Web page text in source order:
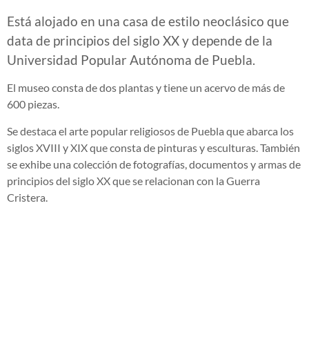
Está alojado en una casa de estilo neoclásico que
data de principios del siglo XX y depende de la
Universidad Popular Autónoma de Puebla.
El museo consta de dos plantas y tiene un acervo de más de
600 piezas.
Se destaca el arte popular religiosos de Puebla que abarca los
siglos XVIII y XIX que consta de pinturas y esculturas. También
se exhibe una colección de fotografías, documentos y armas de
principios del siglo XX que se relacionan con la Guerra
Cristera.